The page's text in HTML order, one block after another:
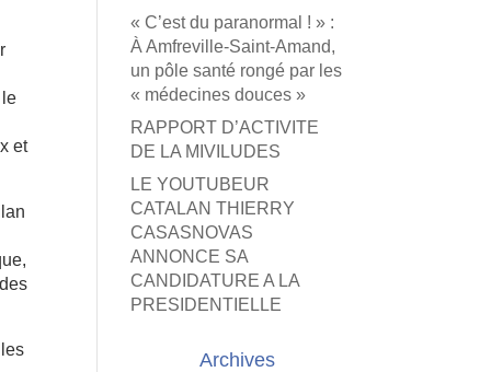
et
« C’est du paranormal ! » :
À Amfreville-Saint-Amand,
un pôle santé rongé par les
« médecines douces »
RAPPORT D’ACTIVITE
DE LA MIVILUDES
LE YOUTUBEUR
CATALAN THIERRY
CASASNOVAS
ANNONCE SA
CANDIDATURE A LA
PRESIDENTIELLE
Archives